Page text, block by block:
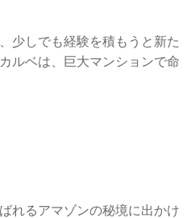
少しでも経験を積もうと新た
ルベは、巨大マンションで命
れるアマゾンの秘境に出かけ